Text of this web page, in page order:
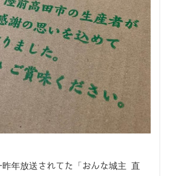
年放送されてた「おんな城主 直